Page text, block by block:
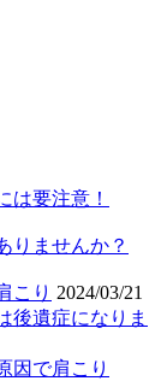
は要注意！
りませんか？
こり 2024/03/21
遺症になりま
で肩こり